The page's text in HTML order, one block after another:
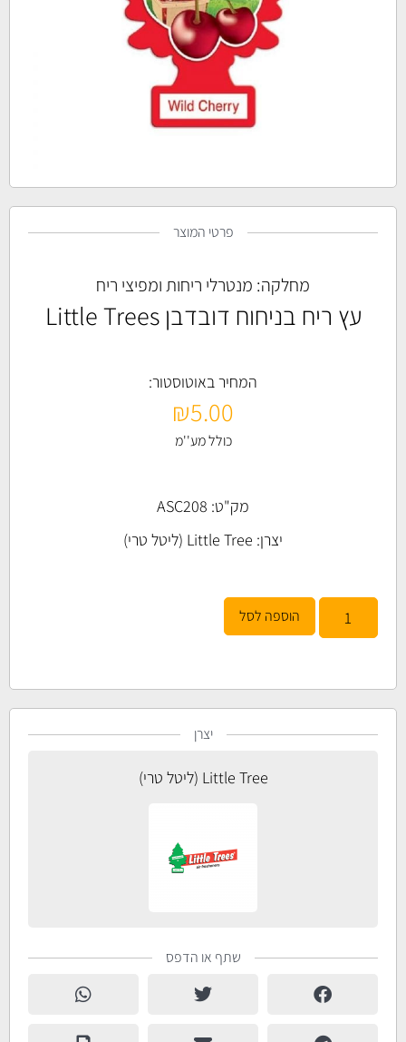
פרטי המוצר
מחלקה: מנטרלי ריחות ומפיצי ריח
עץ ריח בניחוח דובדבן Little Trees
המחיר באוטוסטור:
₪5.00
כולל מע''מ
מק"ט: ASC208
יצרן: Little Tree (ליטל טרי)
הוספה לסל
יצרן
Little Tree (ליטל טרי)
שתף או הדפס